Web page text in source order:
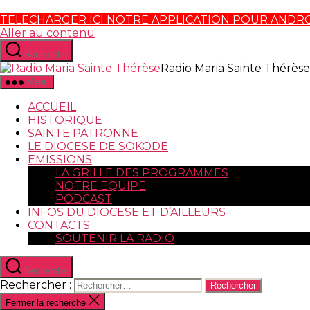
TELECHARGER ICI NOTRE APPLICATION POUR
Aller au contenu
Recherche
Radio Maria Sainte Thérèse
Menu
ACCUEIL
HISTORIQUE
SAINTE PATRONNE
LE DIOCESE DE SOKODE
EMISSIONS
LA GRILLE DES PROGRAMMES
NOTRE EQUIPE
PODCAST
INFOS DU DIOCESE ET D’AILLEURS
CONTACTS
SOUTENIR LA RADIO
Recherche
Rechercher :
Fermer la recherche